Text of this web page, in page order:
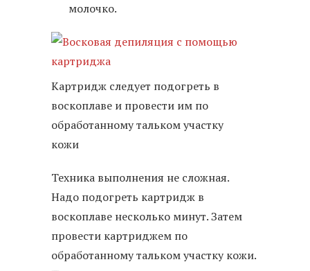
молочко.
Картридж следует подогреть в
воскоплаве и провести им по
обработанному тальком участку
кожи
Техника выполнения не сложная.
Надо подогреть картридж в
воскоплаве несколько минут. Затем
провести картриджем по
обработанному тальком участку кожи.